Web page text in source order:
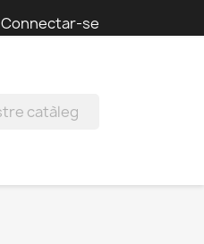
Connectar-se